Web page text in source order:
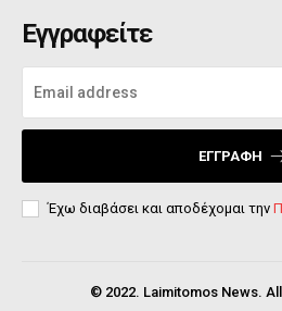
Εγγραφείτε
ΕΓΓΡΑΦΉ
Έχω διαβάσει και αποδέχομαι την
© 2022. Laimitomos News.